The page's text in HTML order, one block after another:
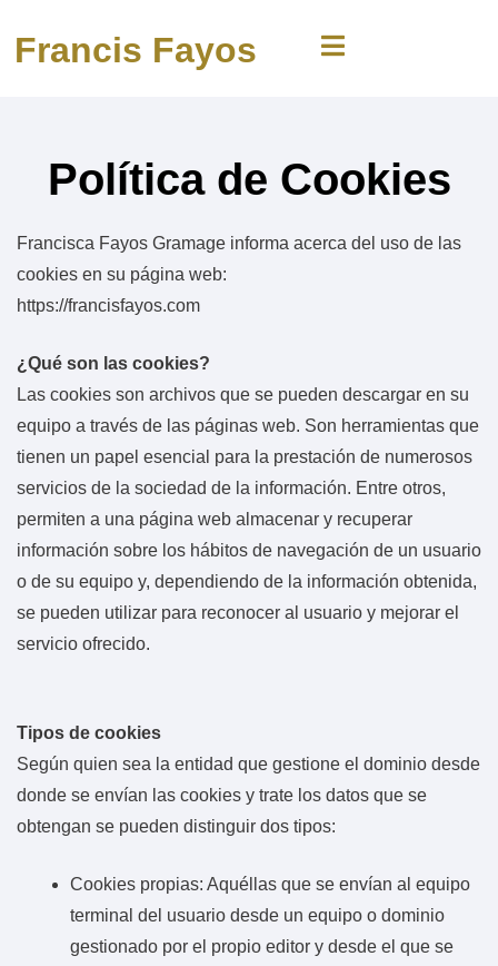
Francis Fayos
Política de Cookies
Francisca Fayos Gramage informa acerca del uso de las
cookies en su página web:
https://francisfayos.com
¿Qué son las cookies?
Las cookies son archivos que se pueden descargar en su
equipo a través de las páginas web. Son herramientas que
tienen un papel esencial para la prestación de numerosos
servicios de la sociedad de la información. Entre otros,
permiten a una página web almacenar y recuperar
información sobre los hábitos de navegación de un usuario
o de su equipo y, dependiendo de la información obtenida,
se pueden utilizar para reconocer al usuario y mejorar el
servicio ofrecido.
Tipos de cookies
Según quien sea la entidad que gestione el dominio desde
donde se envían las cookies y trate los datos que se
obtengan se pueden distinguir dos tipos:
Cookies propias: Aquéllas que se envían al equipo
terminal del usuario desde un equipo o dominio
gestionado por el propio editor y desde el que se